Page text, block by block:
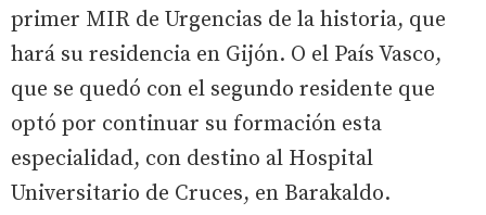
primer MIR de Urgencias de la historia, que
hará su residencia en Gijón. O el País Vasco,
que se quedó con el segundo residente que
optó por continuar su formación esta
especialidad, con destino al Hospital
Universitario de Cruces, en Barakaldo.